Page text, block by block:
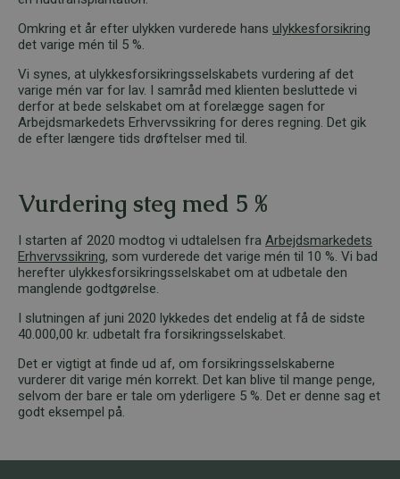
Omkring et år efter ulykken vurderede hans ulykkesforsikring
det varige mén til 5 %.
Vi synes, at ulykkesforsikringsselskabets vurdering af det
varige mén var for lav. I samråd med klienten besluttede vi
derfor at bede selskabet om at forelægge sagen for
Arbejdsmarkedets Erhvervssikring for deres regning. Det gik
de efter længere tids drøftelser med til.
Vurdering steg med 5 %
I starten af 2020 modtog vi udtalelsen fra Arbejdsmarkedets
Erhvervssikring, som vurderede det varige mén til 10 %. Vi bad
herefter ulykkesforsikringsselskabet om at udbetale den
manglende godtgørelse.
I slutningen af juni 2020 lykkedes det endelig at få de sidste
40.000,00 kr. udbetalt fra forsikringsselskabet.
Det er vigtigt at finde ud af, om forsikringsselskaberne
vurderer dit varige mén korrekt. Det kan blive til mange penge,
selvom der bare er tale om yderligere 5 %. Det er denne sag et
godt eksempel på.